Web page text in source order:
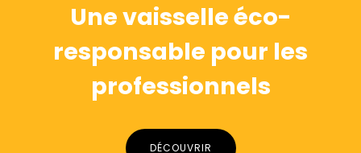
Une vaisselle éco-
responsable pour les
professionnels
DÉCOUVRIR